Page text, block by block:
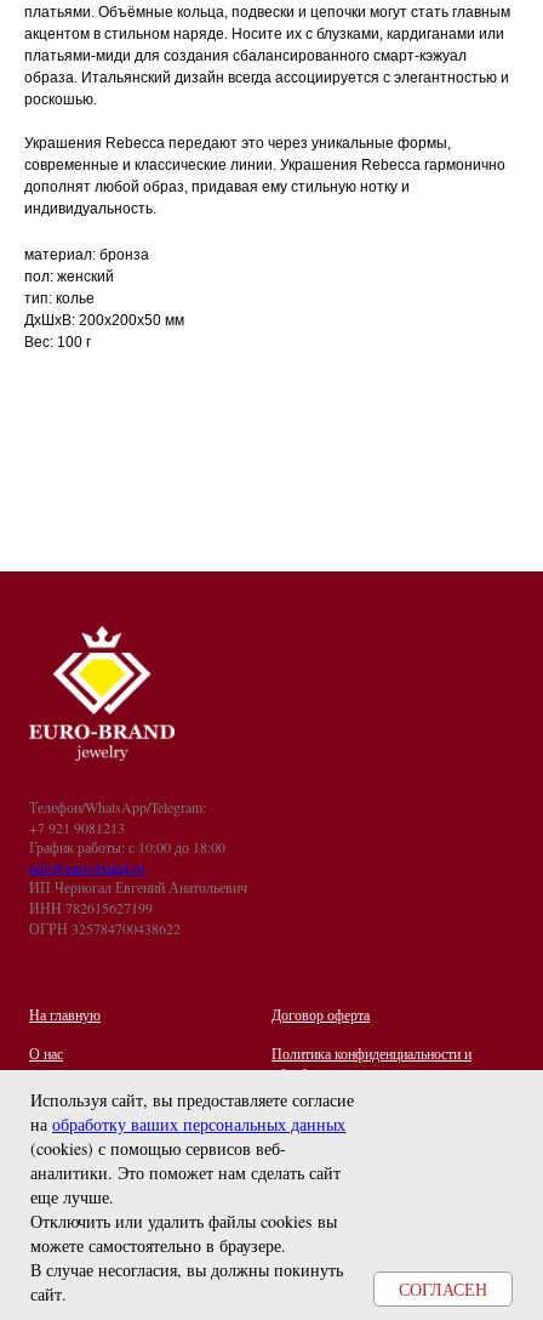
платьями. Объёмные кольца, подвески и цепочки могут стать главным
акцентом в стильном наряде. Носите их с блузками, кардиганами или
платьями-миди для создания сбалансированного смарт-кэжуал
образа. Итальянский дизайн всегда ассоциируется с элегантностью и
роскошью.
Украшения Rebecca передают это через уникальные формы,
современные и классические линии. Украшения Rebecca гармонично
дополнят любой образ, придавая ему стильную нотку и
индивидуальность.
материал: бронза
пол: женский
тип: колье
ДxШxВ: 200x200x50 мм
Вес: 100 г
задайте вопрос
Используя сайт, вы предоставляете согласие
на обработку ваших персональных данных
(cookies) с помощью сервисов веб-
аналитики. Это поможет нам сделать сайт
еще лучше.
Отключить или удалить файлы cookies вы
можете самостоятельно в браузере.
В случае несогласия, вы должны покинуть
сайт.
СОГЛАСЕН
Телефон/WhatsApp/Telegram:
+7 921 9081213
График работы: с 10:00 до 18:00
info@euro-brand.ru
ИП Черногал Евгений Анатольевич
ИНН 782615627199
ОГРН 325784700438622
На главную
О нас
Контакты
Отзывы
Договор оферта
Политика конфиденциальности и
обработки персональных данных
Оплата и Доставка